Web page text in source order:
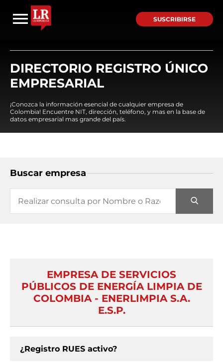
SUSCRIBIRSE
DIRECTORIO REGISTRO ÚNICO
EMPRESARIAL
¡Conozca la información esencial de cualquier empresa de
Colombia! Encuentre NIT, dirección, teléfono, y mas en la base de
datos empresarial mas grande del país.
Buscar empresa
EMPRESA DE SERVICIOS
PÚBLICOS DE ENERGÍA LIMPIA DE
COLOMBIA - ENERLIMPIA S.A.
E.S.P.
¿Registro RUES activo?